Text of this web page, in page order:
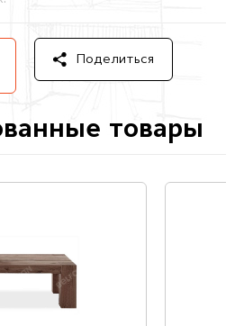
Поделиться
товары